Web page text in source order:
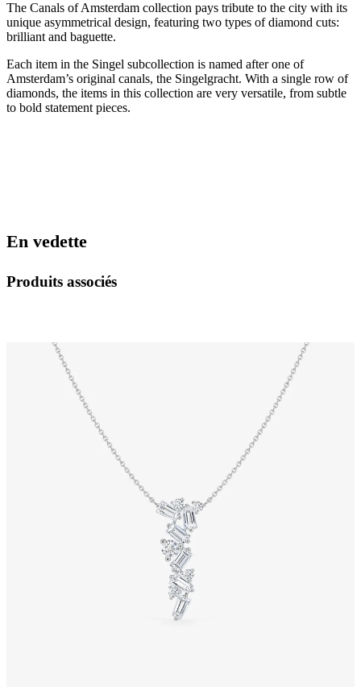
The Canals of Amsterdam collection pays tribute to the city with its
unique asymmetrical design, featuring two types of diamond cuts:
brilliant and baguette.
Each item in the Singel subcollection is named after one of
Amsterdam’s original canals, the Singelgracht. With a single row of
diamonds, the items in this collection are very versatile, from subtle
to bold statement pieces.
En vedette
Produits associés